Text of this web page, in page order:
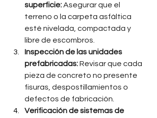
superficie: Asegurar que el
terreno o la carpeta asfáltica
esté nivelada, compactada y
libre de escombros.
Inspección de las unidades
prefabricadas: Revisar que cada
pieza de concreto no presente
fisuras, despostillamientos o
defectos de fabricación.
Verificación de sistemas de